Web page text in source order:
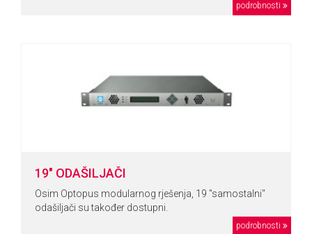
podrobnosti
19" ODAŠILJAČI
Osim Optopus modularnog rješenja, 19 "samostalni"
odašiljači su također dostupni.
podrobnosti